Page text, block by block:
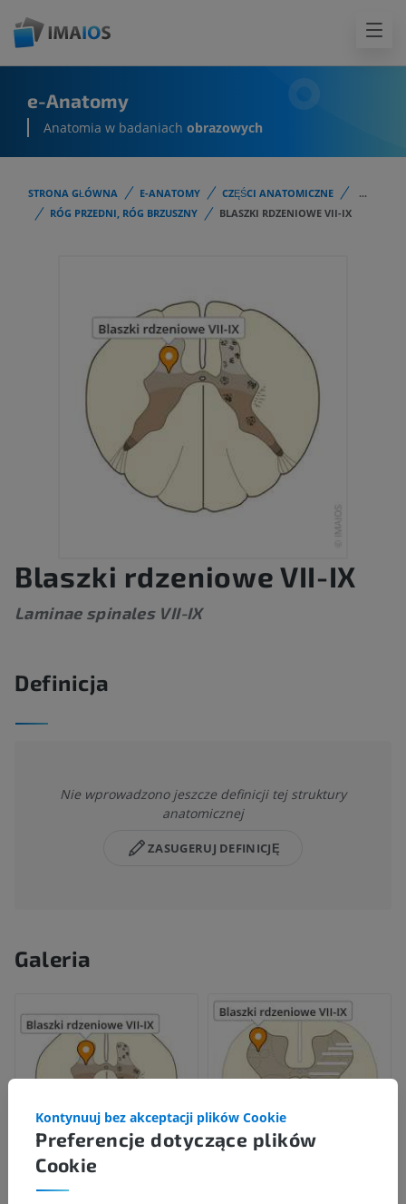
e-Anatomy
Anatomia w badaniach obrazowych
STRONA GŁÓWNA E-ANATOMY CZĘŚCI ANATOMICZNE
...
RÓG PRZEDNI, RÓG BRZUSZNY
BLASZKI RDZENIOWE VII-IX
Blaszki rdzeniowe VII-IX
Laminae spinales VII-IX
Definicja
Nie wprowadzono jeszcze definicji tej struktury
anatomicznej
ZASUGERUJ DEFINICJĘ
Galeria
Preferencje dotyczące plików
Cookie
Kontynuuj bez akceptacji plików Cookie